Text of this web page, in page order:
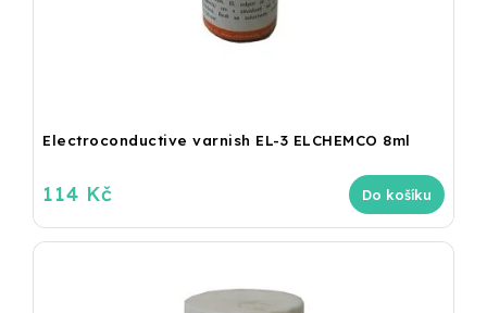
Electroconductive varnish EL-3 ELCHEMCO 8ml
114 Kč Do košíku